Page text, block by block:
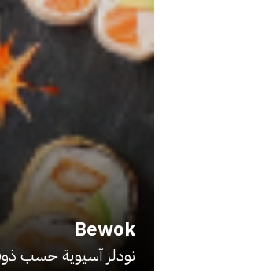
Bewok
نودلز آسيوية حسب